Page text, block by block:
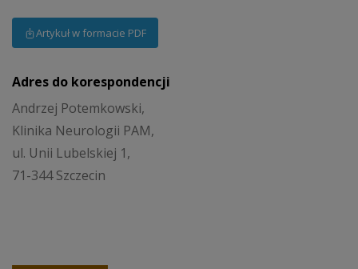
Artykuł w formacie PDF
Adres do korespondencji
Andrzej Potemkowski,
Klinika Neurologii PAM,
ul. Unii Lubelskiej 1,
71-344 Szczecin